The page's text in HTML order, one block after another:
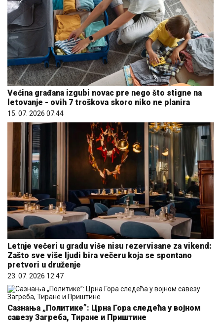
Većina građana izgubi novac pre nego što stigne na
letovanje - ovih 7 troškova skoro niko ne planira
15. 07. 2026 07:44
Letnje večeri u gradu više nisu rezervisane za vikend:
Zašto sve više ljudi bira večeru koja se spontano
pretvori u druženje
23. 07. 2026 12:47
Сазнања „Политике”: Црна Гора следећа у војном
савезу Загреба, Тиране и Приштине